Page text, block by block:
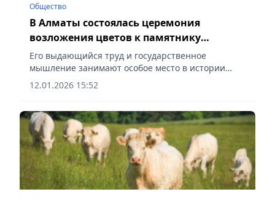
Общество
В Алматы состоялась церемония
возложения цветов к памятнику
Динмухамеда Кунаева в честь 114-летия
со дня его рождения
Его выдающийся труд и государственное
мышление занимают особое место в истории
Казахстана, сообщает Vecher.kz.
12.01.2026 15:52